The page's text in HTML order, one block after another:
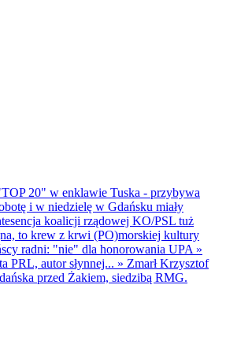
20" w enklawie Tuska - przybywa
i w niedzielę w Gdańsku miały
koalicji rządowej KO/PSL tuż
to krew z krwi (PO)morskiej kultury
radni: "nie" dla honorowania UPA »
PRL, autor słynnej... » Zmarł Krzysztof
przed Żakiem, siedzibą RMG.